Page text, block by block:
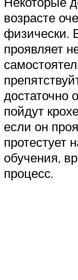
возрасте
проявляет
достаточно
пойдут
если он
протестует
обучения,
процесс.